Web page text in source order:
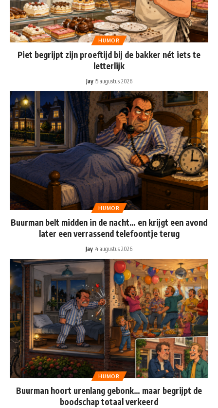
HUMOR
Piet begrijpt zijn proeftijd bij de bakker nét iets te
letterlijk
Jay 5 augustus 2026
HUMOR
Buurman belt midden in de nacht… en krijgt een avond
later een verrassend telefoontje terug
Jay 4 augustus 2026
HUMOR
Buurman hoort urenlang gebonk… maar begrijpt de
boodschap totaal verkeerd